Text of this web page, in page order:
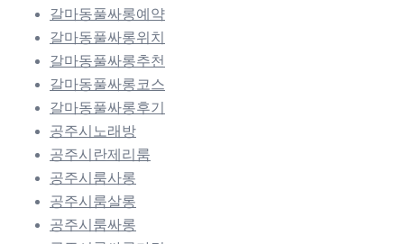
갈마동풀싸롱예약
갈마동풀싸롱위치
갈마동풀싸롱추천
갈마동풀싸롱코스
갈마동풀싸롱후기
공주시노래방
공주시란제리룸
공주시룸사롱
공주시룸살롱
공주시룸싸롱